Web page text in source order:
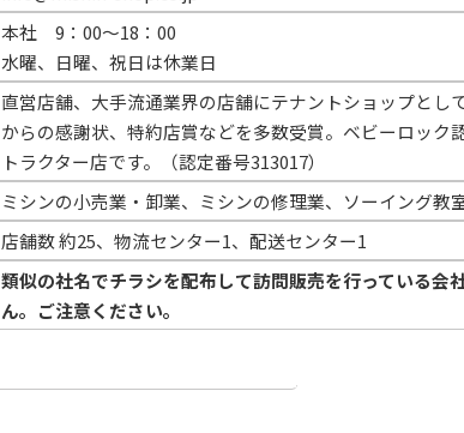
本社 9：00～18：00
水曜、日曜、祝日は休業日
直営店舗、大手流通業界の店舗にテナントショップとし
からの感謝状、特約店賞などを多数受賞。ベビーロック
トラクター店です。（認定番号313017）
ミシンの小売業・卸業、ミシンの修理業、ソーイング教
店舗数 約25、物流センター1、配送センター1
類似の社名でチラシを配布して訪問販売を行っている会
ん。ご注意ください。